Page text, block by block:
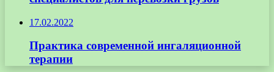
17.02.2022
Практика современной ингаляционной
терапии